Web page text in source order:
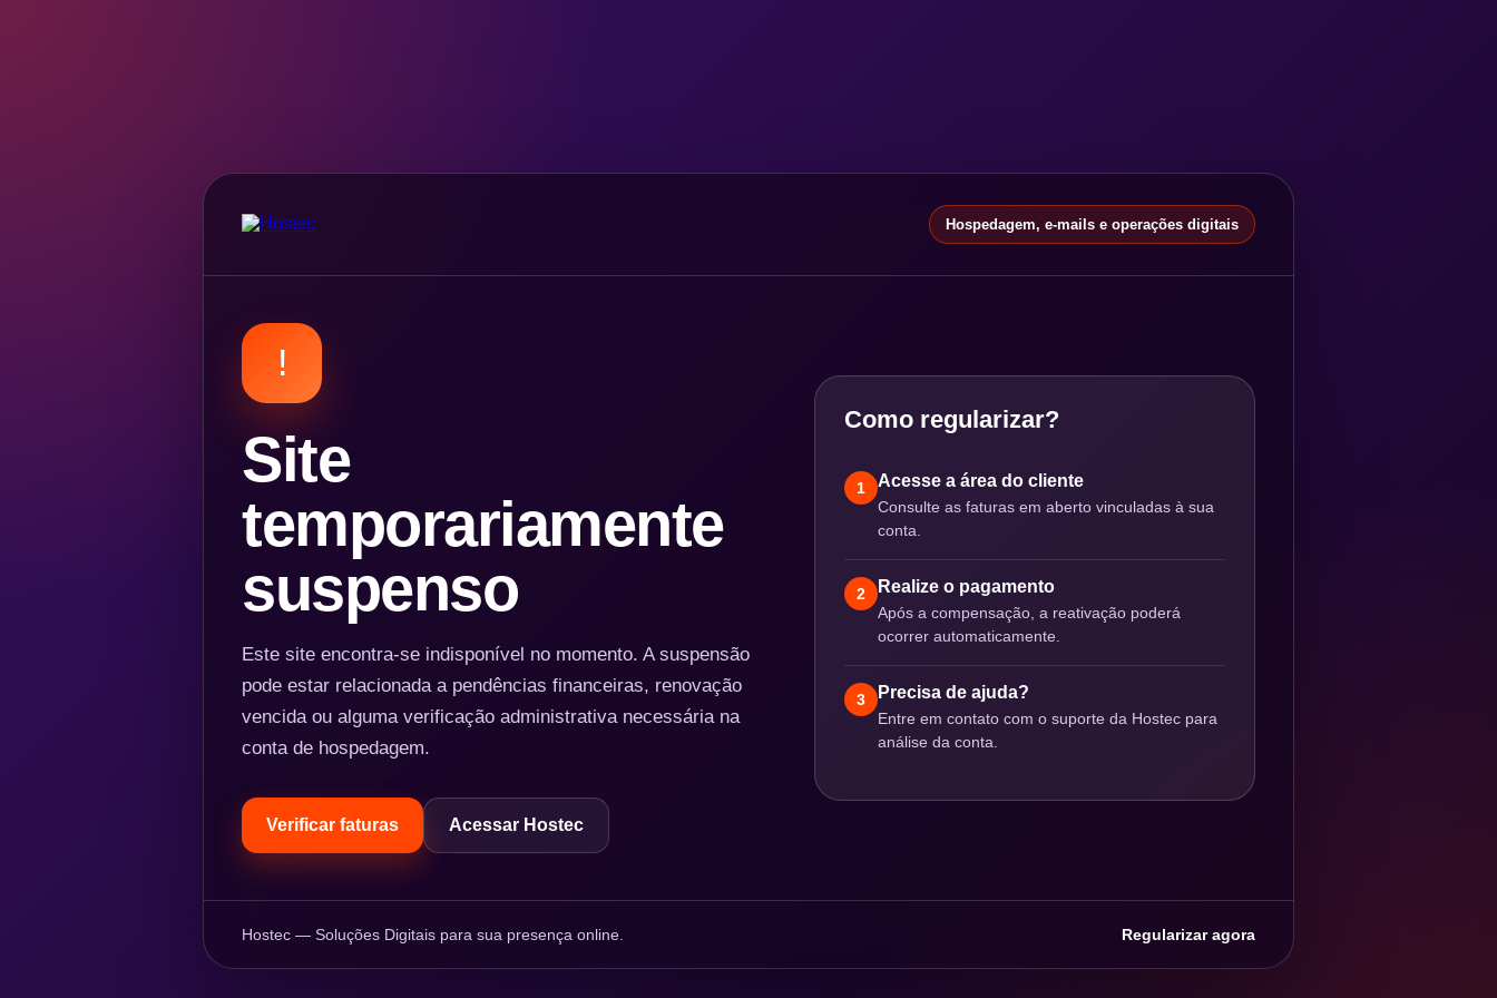
Hospedagem, e-mails e operações digitais
!
Site
temporariamente
suspenso
Este site encontra-se indisponível no momento. A suspensão
pode estar relacionada a pendências financeiras, renovação
vencida ou alguma verificação administrativa necessária na
conta de hospedagem.
Verificar faturas Acessar Hostec
Como regularizar?
1 Acesse a área do cliente
Consulte as faturas em aberto vinculadas à sua
conta.
2 Realize o pagamento
Após a compensação, a reativação poderá
ocorrer automaticamente.
3 Precisa de ajuda?
Entre em contato com o suporte da Hostec para
análise da conta.
Hostec — Soluções Digitais para sua presença online. Regularizar agora